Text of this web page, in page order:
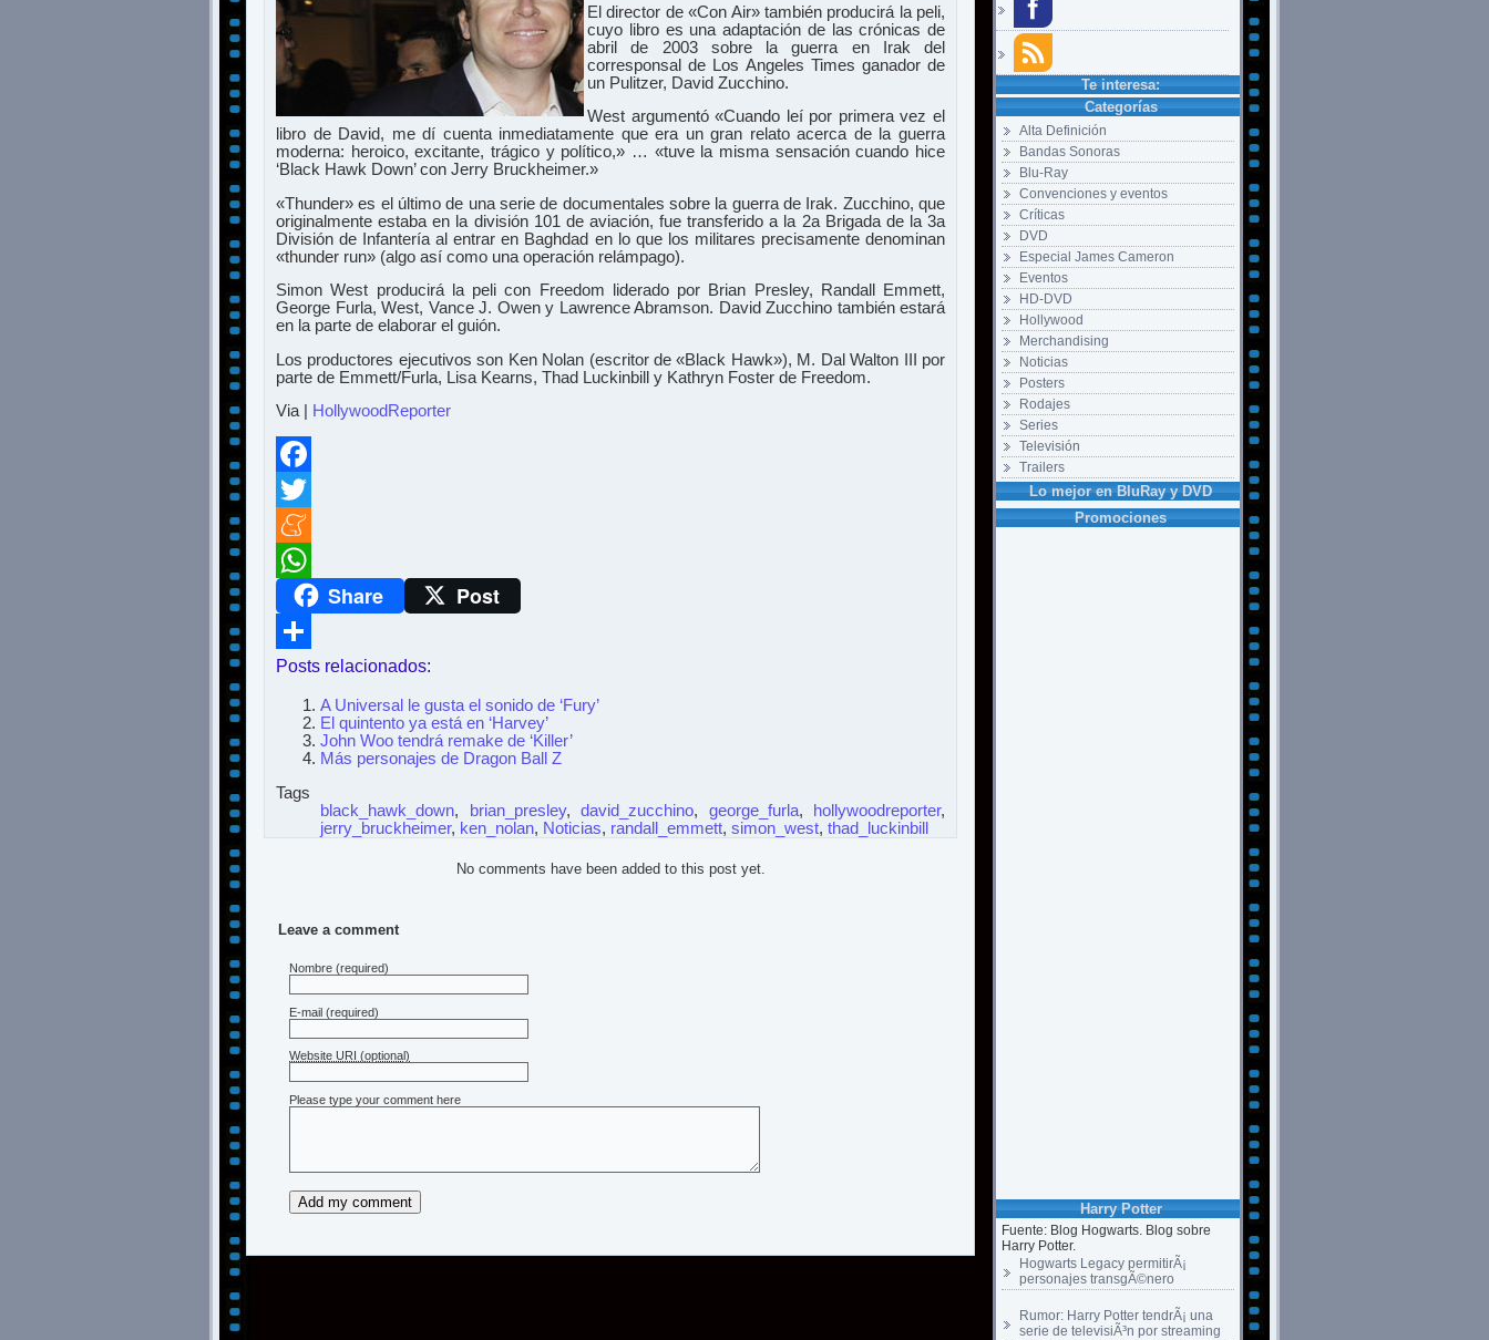
Te interesa:
Categorías
Alta Definición
Bandas Sonoras
Blu-Ray
Convenciones y eventos
Críticas
DVD
Especial James Cameron
Eventos
HD-DVD
Hollywood
Merchandising
Noticias
Posters
Rodajes
Series
Televisión
Trailers
Lo mejor en BluRay y DVD
Promociones
Harry Potter
Fuente: Blog Hogwarts. Blog sobre
Harry Potter.
Hogwarts Legacy permitirÃ¡
personajes transgÃ©nero
Rumor: Harry Potter tendrÃ¡ una
serie de televisiÃ³n por streaming
El director de «Con Air» también producirá la peli,
cuyo libro es una adaptación de las crónicas de
abril de 2003 sobre la guerra en Irak del
corresponsal de Los Angeles Times ganador de
un Pulitzer, David Zucchino.
West argumentó «Cuando leí por primera vez el
libro de David, me dí cuenta inmediatamente que era un gran relato acerca de la guerra
moderna: heroico, excitante, trágico y político,» … «tuve la misma sensación cuando hice
‘Black Hawk Down’ con Jerry Bruckheimer.»
«Thunder» es el último de una serie de documentales sobre la guerra de Irak. Zucchino, que
originalmente estaba en la división 101 de aviación, fue transferido a la 2a Brigada de la 3a
División de Infantería al entrar en Baghdad en lo que los militares precisamente denominan
«thunder run» (algo así como una operación relámpago).
Simon West producirá la peli con Freedom liderado por Brian Presley, Randall Emmett,
George Furla, West, Vance J. Owen y Lawrence Abramson. David Zucchino también estará
en la parte de elaborar el guión.
Los productores ejecutivos son Ken Nolan (escritor de «Black Hawk»), M. Dal Walton III por
parte de Emmett/Furla, Lisa Kearns, Thad Luckinbill y Kathryn Foster de Freedom.
Via |
HollywoodReporter
Facebook
Twitter
Meneame
WhatsAppShare Post
Compartir
Posts relacionados:
A Universal le gusta el sonido de ‘Fury’
El quintento ya está en ‘Harvey’
John Woo tendrá remake de ‘Killer’
Más personajes de Dragon Ball Z
Tags
black_hawk_down, brian_presley, david_zucchino, george_furla, hollywoodreporter,
jerry_bruckheimer, ken_nolan, Noticias, randall_emmett, simon_west, thad_luckinbill
No comments have been added to this post yet.
Leave a comment
Nombre (required)
E-mail (required)
Website URI (optional)
Please type your comment here